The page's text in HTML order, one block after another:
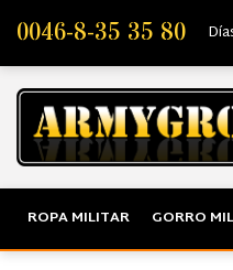
0046-8-35 35 80
ROPA MILITAR GORRO